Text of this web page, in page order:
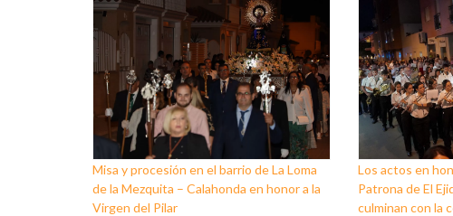
Misa y procesión en el barrio de La Loma
de la Mezquita – Calahonda en honor a la
Virgen del Pilar
Los actos en
Patrona de El
culminan con la